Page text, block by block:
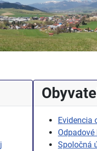
Evidencia
Spoločná